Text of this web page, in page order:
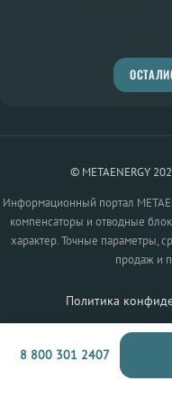
© METAENERGY
Информационный портал
компенсаторы и отводные
характер. Точные параметры,
продаж и
Политика
8 800 301 2407